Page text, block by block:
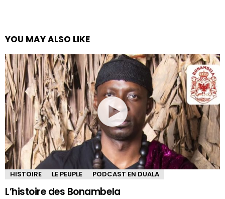
YOU MAY ALSO LIKE
HISTOIRE LE PEUPLE PODCAST EN DUALA
L’histoire des Bonambela